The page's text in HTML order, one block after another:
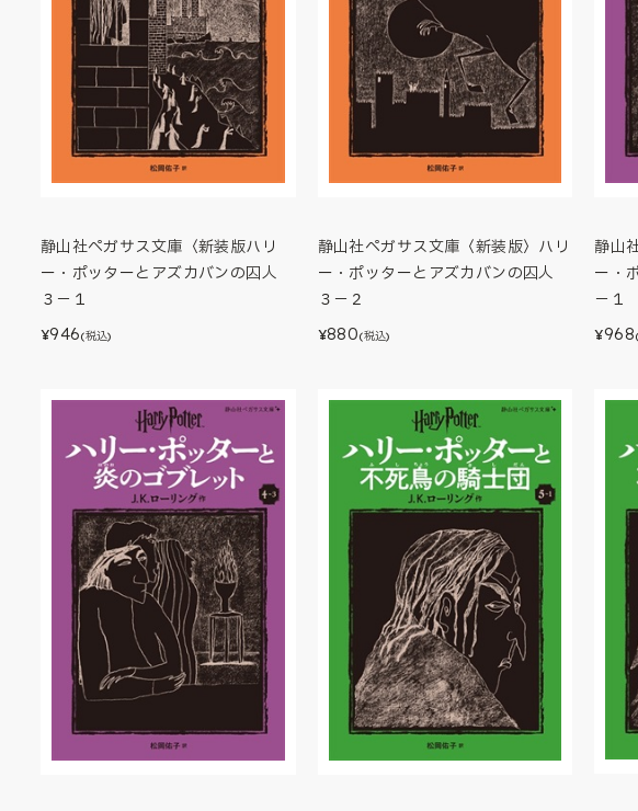
静山社ペガサス文庫〈新装版ハリ
ー・ポッターとアズカバンの囚人
３－１
¥946(税込)
静山社ペガサス文庫〈新装版〉ハリ
ー・ポッターとアズカバンの囚人
３－２
¥880(税込)
静山
ー・
－１
¥968